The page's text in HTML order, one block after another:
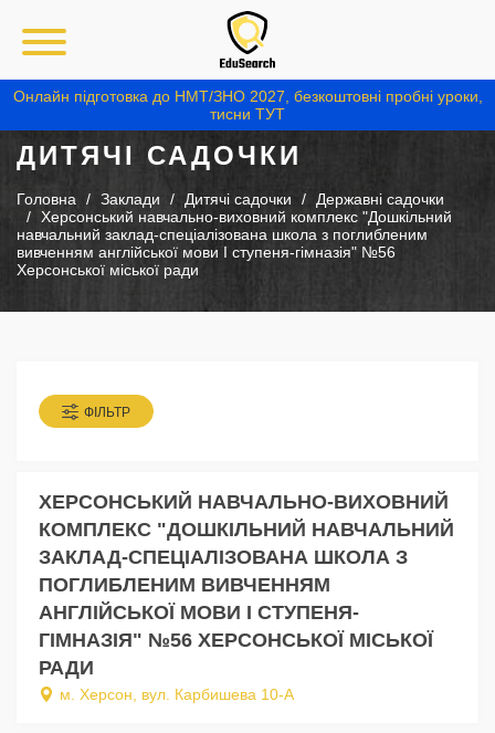
Онлайн підготовка до НМТ/ЗНО 2027, безкоштовні пробні уроки,
тисни ТУТ
ДИТЯЧІ САДОЧКИ
Головна Заклади Дитячі садочки
Державні садочки
Херсонський навчально-виховний комплекс "Дошкільний
навчальний заклад-спеціалізована школа з поглибленим
вивченням англійської мови І ступеня-гімназія" №56
Херсонської міської ради
ФІЛЬТР
ХЕРСОНСЬКИЙ НАВЧАЛЬНО-ВИХОВНИЙ
КОМПЛЕКС "ДОШКІЛЬНИЙ НАВЧАЛЬНИЙ
ЗАКЛАД-СПЕЦІАЛІЗОВАНА ШКОЛА З
ПОГЛИБЛЕНИМ ВИВЧЕННЯМ
АНГЛІЙСЬКОЇ МОВИ І СТУПЕНЯ-
ГІМНАЗІЯ" №56 ХЕРСОНСЬКОЇ МІСЬКОЇ
РАДИ
м. Херсон, вул. Карбишева 10-А